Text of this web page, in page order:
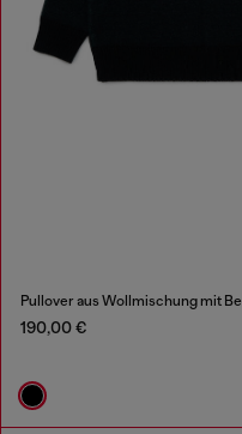
Pullover aus Wollmischung mit
190,00 €